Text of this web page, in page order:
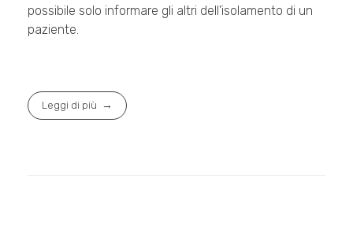
possibile solo informare gli altri dell’isolamento di un
paziente.
Leggi di più